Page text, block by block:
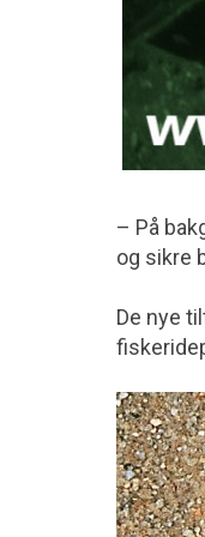
– På
og sikre
De nye